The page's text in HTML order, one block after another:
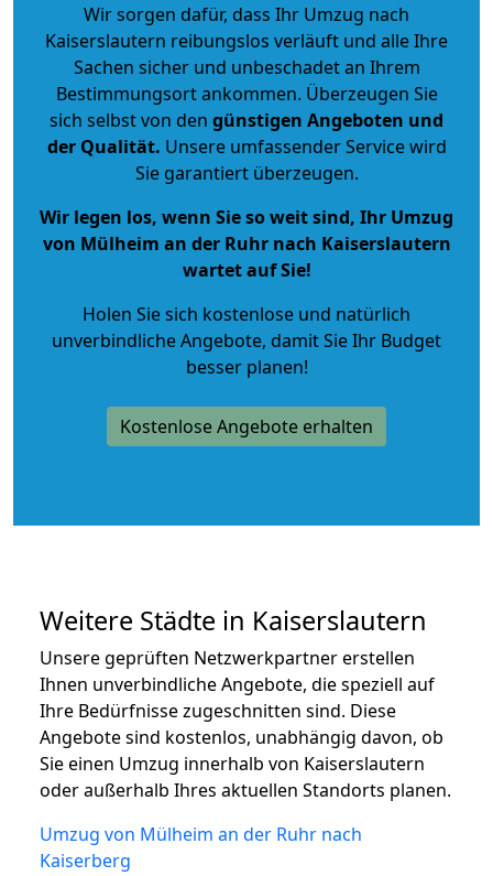
Wir sorgen dafür, dass Ihr Umzug nach
Kaiserslautern reibungslos verläuft und alle Ihre
Sachen sicher und unbeschadet an Ihrem
Bestimmungsort ankommen. Überzeugen Sie
sich selbst von den günstigen Angeboten und
der Qualität. Unsere umfassender Service wird
Sie garantiert überzeugen.
Wir legen los, wenn Sie so weit sind, Ihr Umzug
von Mülheim an der Ruhr nach Kaiserslautern
wartet auf Sie!
Holen Sie sich kostenlose und natürlich
unverbindliche Angebote, damit Sie Ihr Budget
besser planen!
Kostenlose Angebote erhalten
Weitere Städte in Kaiserslautern
Unsere geprüften Netzwerkpartner erstellen
Ihnen unverbindliche Angebote, die speziell auf
Ihre Bedürfnisse zugeschnitten sind. Diese
Angebote sind kostenlos, unabhängig davon, ob
Sie einen Umzug innerhalb von Kaiserslautern
oder außerhalb Ihres aktuellen Standorts planen.
Umzug von Mülheim an der Ruhr nach
Kaiserberg